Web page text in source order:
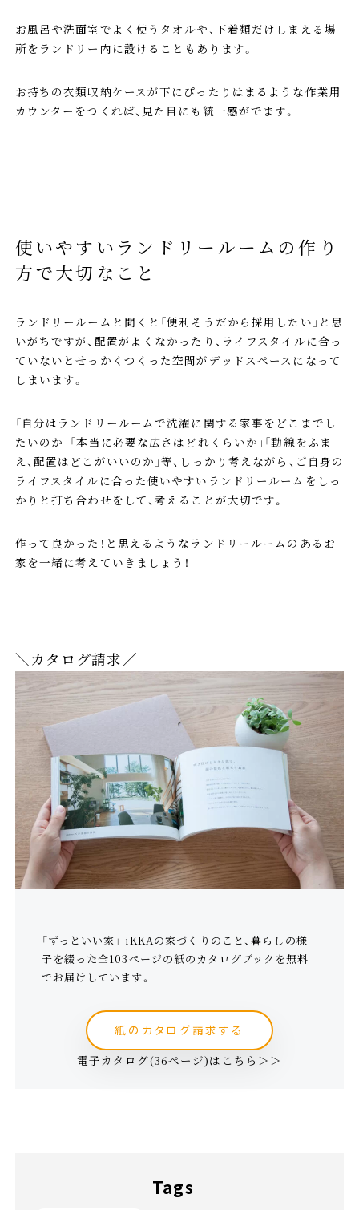
お風呂や洗面室でよく使うタオルや、下着類だけしまえる場
所をランドリー内に設けることもあります。
お持ちの衣類収納ケースが下にぴったりはまるような作業用
カウンターをつくれば、見た目にも統一感がでます。
使いやすいランドリールームの作り
方で大切なこと
ランドリールームと聞くと「便利そうだから採用したい」と思
いがちですが、配置がよくなかったり、ライフスタイルに合っ
ていないとせっかくつくった空間がデッドスペースになって
しまいます。
「自分はランドリールームで洗濯に関する家事をどこまでし
たいのか」「本当に必要な広さはどれくらいか」「動線をふま
え、配置はどこがいいのか」等、しっかり考えながら、ご自身の
ライフスタイルに合った使いやすいランドリールームをしっ
かりと打ち合わせをして、考えることが大切です。
作って良かった！と思えるようなランドリールームのあるお
家を一緒に考えていきましょう！
＼カタログ請求／
「ずっといい家」 iKKAの家づくりのこと、暮らしの様
子を綴った全103ページの紙のカタログブックを無料
でお届けしています。
紙のカタログ請求する
電子カタログ(36ページ)はこちら＞＞
Tags